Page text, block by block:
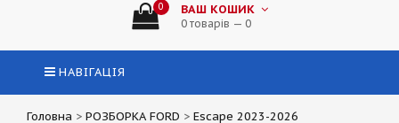
0 ВАШ КОШИК
0 товарів — 0
НАВІГАЦІЯ
Головна > РОЗБОРКА FORD > Escape 2023-2026